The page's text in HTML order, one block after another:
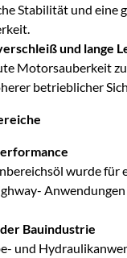
Stabilität und eine
und lange
Motorsauberkeit
betrieblicher
wurde
Bauindustrie
und